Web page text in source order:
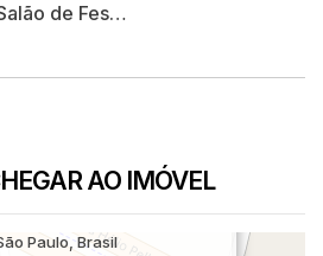
de Festas
AO IMÓVEL
Vila Olímpia, São Paulo, SP,
Paulo, Brasil